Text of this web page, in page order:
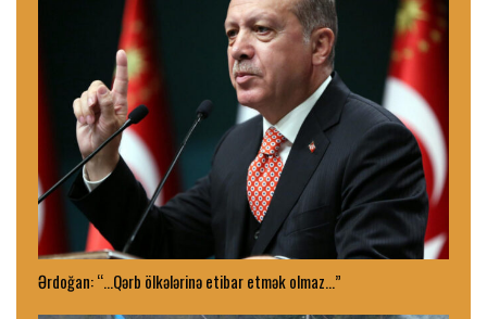
Ərdoğan: “…Qərb ölkələrinə etibar etmək olmaz…”